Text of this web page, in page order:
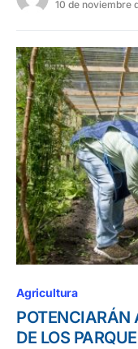
10 de noviembre
Agricultura
POTENCIARÁN
DE LOS